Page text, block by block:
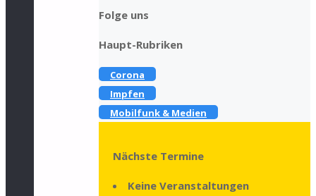
Folge uns
Haupt-Rubriken
Corona
Impfen
Mobilfunk & Medien
Nächste Termine
Keine Veranstaltungen